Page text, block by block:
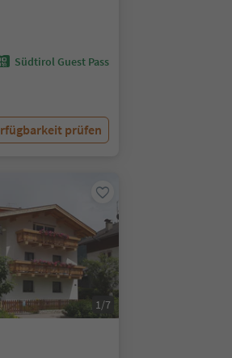
Südtirol Guest Pass
prüfen
1/7